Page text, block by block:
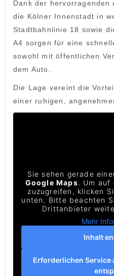
Dank der hervorragenden
die Kölner Innenstadt in
Stadtbahnlinie 18 sowie
A4 sorgen für eine
sowohl mit öffentlichen
dem Auto.
Die Lage vereint die
einer ruhigen,
Sie sehen gerade
Google Maps. Um auf
zuzugreifen, klicken
unten. Bitte beachten
Drittanbieter
Mehr
Inhalt
Erforderlichen Service